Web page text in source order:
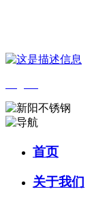
首页
关于我们